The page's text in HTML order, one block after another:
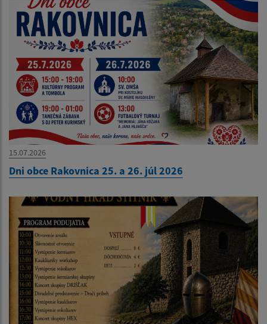
15.07.2026
Dni obce Rakovnica 25. a 26. júl 2026